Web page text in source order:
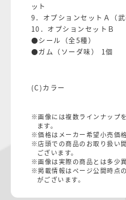
ット
9．オプションセットＡ（武
10．オプションセットＢ
●シール（全5種）
●ガム（ソーダ味） 1個
(C)カラー
※画像には複数ラインナップ
ます。
※価格はメーカー希望小売価格
※店頭での商品のお取り扱い
ございます。
※画像は実際の商品とは多少
※掲載情報はページ公開時点
がございます。